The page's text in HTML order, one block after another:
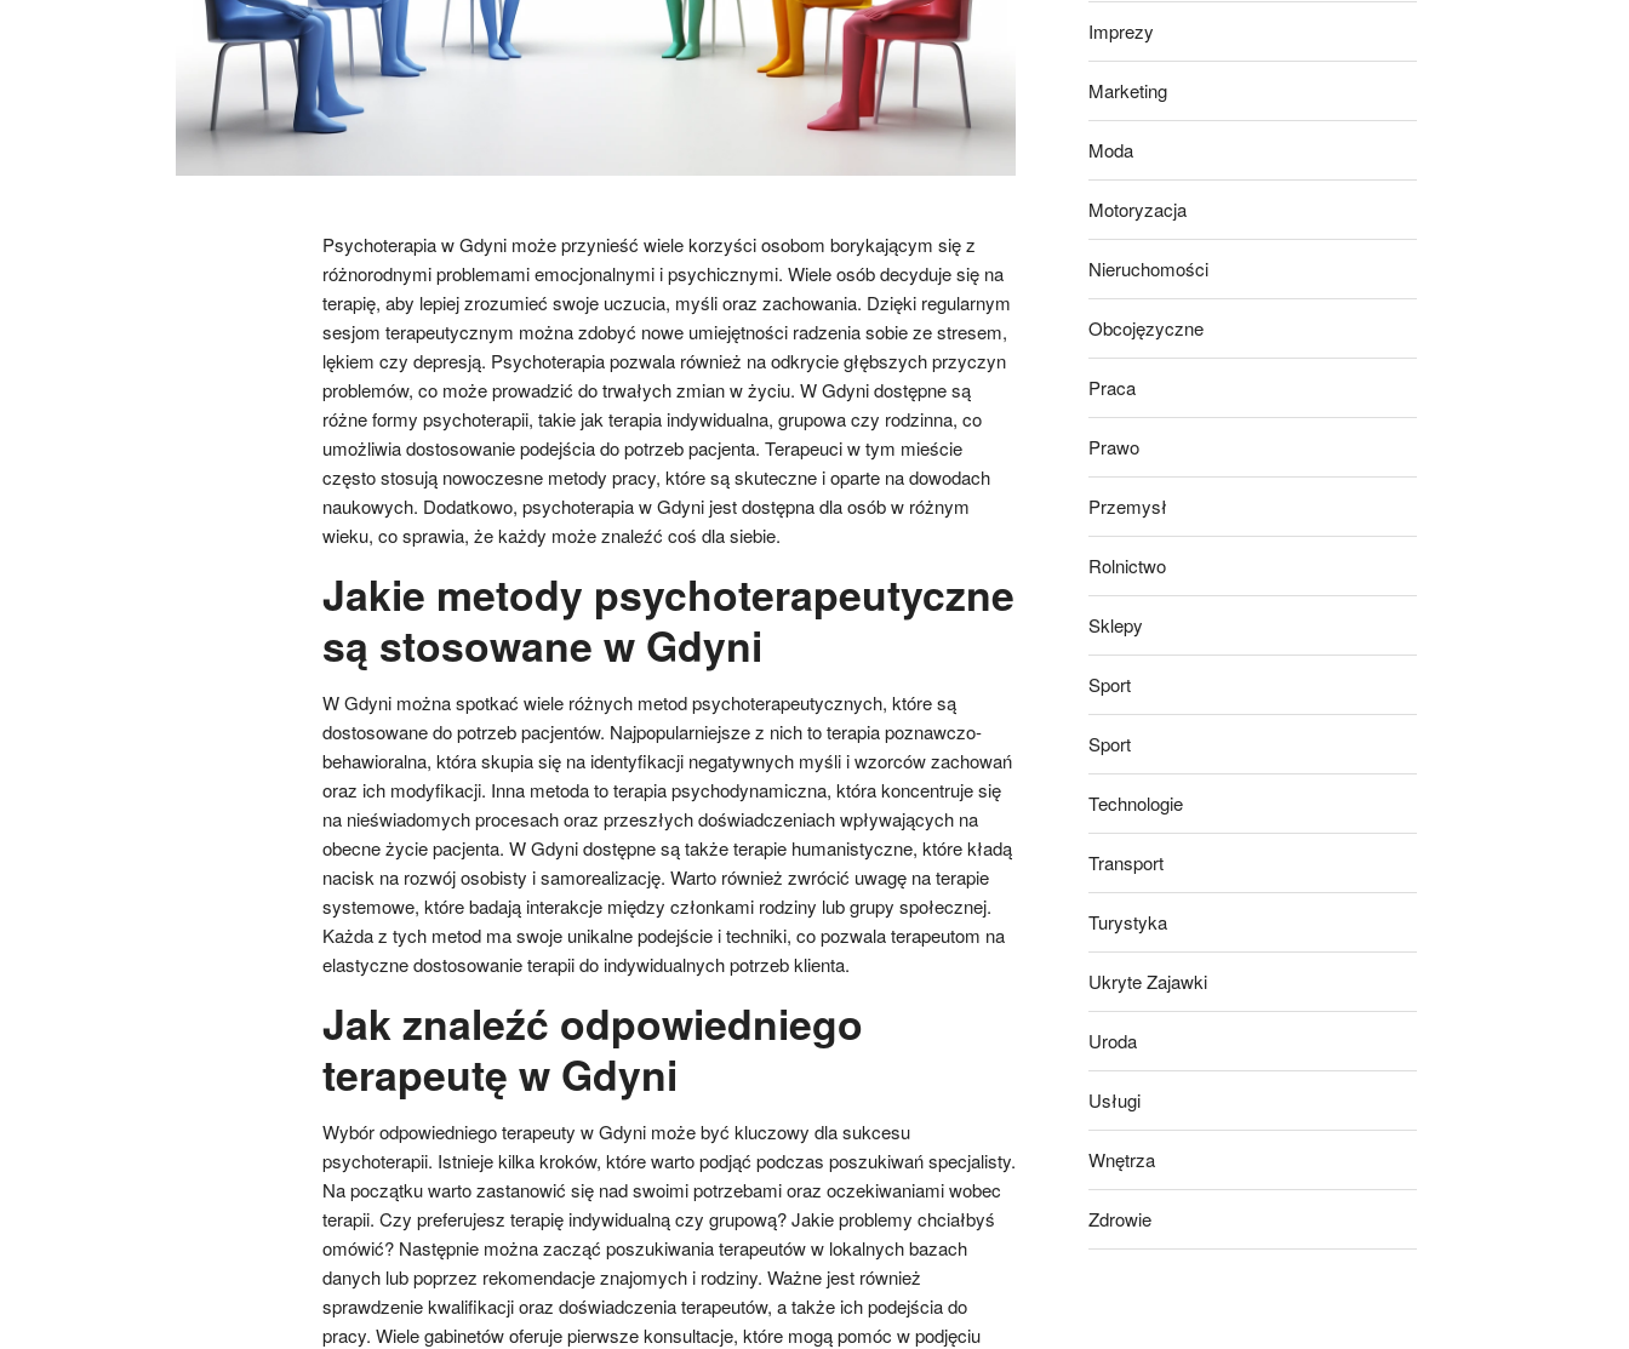
Psychoterapia w Gdyni może przynieść wiele korzyści osobom borykającym się z
różnorodnymi problemami emocjonalnymi i psychicznymi. Wiele osób decyduje się na
terapię, aby lepiej zrozumieć swoje uczucia, myśli oraz zachowania. Dzięki regularnym
sesjom terapeutycznym można zdobyć nowe umiejętności radzenia sobie ze stresem,
lękiem czy depresją. Psychoterapia pozwala również na odkrycie głębszych przyczyn
problemów, co może prowadzić do trwałych zmian w życiu. W Gdyni dostępne są
różne formy psychoterapii, takie jak terapia indywidualna, grupowa czy rodzinna, co
umożliwia dostosowanie podejścia do potrzeb pacjenta. Terapeuci w tym mieście
często stosują nowoczesne metody pracy, które są skuteczne i oparte na dowodach
naukowych. Dodatkowo, psychoterapia w Gdyni jest dostępna dla osób w różnym
wieku, co sprawia, że każdy może znaleźć coś dla siebie.
Jakie metody psychoterapeutyczne
są stosowane w Gdyni
W Gdyni można spotkać wiele różnych metod psychoterapeutycznych, które są
dostosowane do potrzeb pacjentów. Najpopularniejsze z nich to terapia poznawczo-
behawioralna, która skupia się na identyfikacji negatywnych myśli i wzorców zachowań
oraz ich modyfikacji. Inna metoda to terapia psychodynamiczna, która koncentruje się
na nieświadomych procesach oraz przeszłych doświadczeniach wpływających na
obecne życie pacjenta. W Gdyni dostępne są także terapie humanistyczne, które kładą
nacisk na rozwój osobisty i samorealizację. Warto również zwrócić uwagę na terapie
systemowe, które badają interakcje między członkami rodziny lub grupy społecznej.
Każda z tych metod ma swoje unikalne podejście i techniki, co pozwala terapeutom na
elastyczne dostosowanie terapii do indywidualnych potrzeb klienta.
Jak znaleźć odpowiedniego
terapeutę w Gdyni
Wybór odpowiedniego terapeuty w Gdyni może być kluczowy dla sukcesu
psychoterapii. Istnieje kilka kroków, które warto podjąć podczas poszukiwań specjalisty.
Na początku warto zastanowić się nad swoimi potrzebami oraz oczekiwaniami wobec
terapii. Czy preferujesz terapię indywidualną czy grupową? Jakie problemy chciałbyś
omówić? Następnie można zacząć poszukiwania terapeutów w lokalnych bazach
danych lub poprzez rekomendacje znajomych i rodziny. Ważne jest również
sprawdzenie kwalifikacji oraz doświadczenia terapeutów, a także ich podejścia do
pracy. Wiele gabinetów oferuje pierwsze konsultacje, które mogą pomóc w podjęciu
Imprezy
Marketing
Moda
Motoryzacja
Nieruchomości
Obcojęzyczne
Praca
Prawo
Przemysł
Rolnictwo
Sklepy
Sport
Sport
Technologie
Transport
Turystyka
Ukryte Zajawki
Uroda
Usługi
Wnętrza
Zdrowie